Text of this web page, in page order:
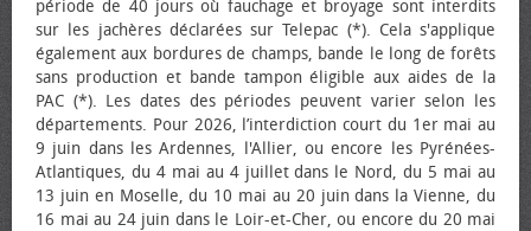
période de 40 jours où fauchage et broyage sont interdits
sur les jachères déclarées sur Telepac (*). Cela s'applique
également aux bordures de champs, bande le long de forêts
sans production et bande tampon éligible aux aides de la
PAC (*). Les dates des périodes peuvent varier selon les
départements. Pour 2026, l’interdiction court du 1er mai au
9 juin dans les Ardennes, l'Allier, ou encore les Pyrénées-
Atlantiques, du 4 mai au 4 juillet dans le Nord, du 5 mai au
13 juin en Moselle, du 10 mai au 20 juin dans la Vienne, du
16 mai au 24 juin dans le Loir-et-Cher, ou encore du 20 mai